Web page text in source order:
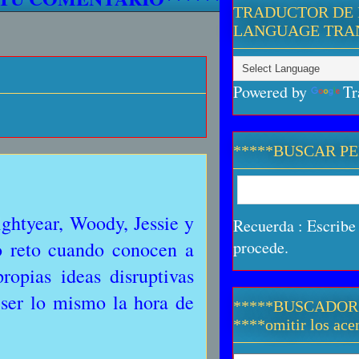
Woody, Jessie y
cuando conocen a
ideas disruptivas
lo mismo la hora de
TRADUCTOR
LANGUAGE
Powered by
*****BUSCAR
Recuerda :
procede.
****omitir los